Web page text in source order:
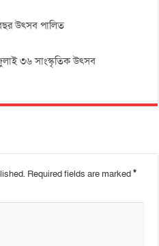
উৎসব পা‌লিত
৩৬ সাংস্কৃতিক উৎসব
Required fields are marked*